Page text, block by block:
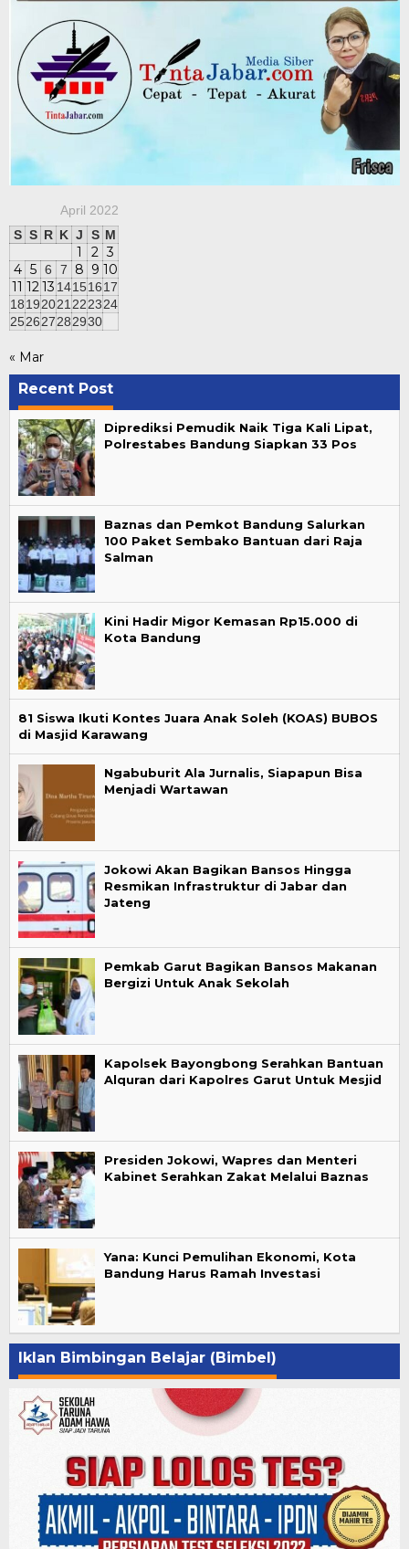
April 2022
S S R K J S M
1 2 3
4 5 6 7 8 9 10
11 1213 14151617
18192021 222324
252627282930
« Mar
Recent Post
Diprediksi Pemudik Naik Tiga Kali Lipat,
Polrestabes Bandung Siapkan 33 Pos
Baznas dan Pemkot Bandung Salurkan
100 Paket Sembako Bantuan dari Raja
Salman
Kini Hadir Migor Kemasan Rp15.000 di
Kota Bandung
81 Siswa Ikuti Kontes Juara Anak Soleh (KOAS) BUBOS
di Masjid Karawang
Ngabuburit Ala Jurnalis, Siapapun Bisa
Menjadi Wartawan
Jokowi Akan Bagikan Bansos Hingga
Resmikan Infrastruktur di Jabar dan
Jateng
Pemkab Garut Bagikan Bansos Makanan
Bergizi Untuk Anak Sekolah
Kapolsek Bayongbong Serahkan Bantuan
Alquran dari Kapolres Garut Untuk Mesjid
Presiden Jokowi, Wapres dan Menteri
Kabinet Serahkan Zakat Melalui Baznas
Yana: Kunci Pemulihan Ekonomi, Kota
Bandung Harus Ramah Investasi
Iklan Bimbingan Belajar (Bimbel)